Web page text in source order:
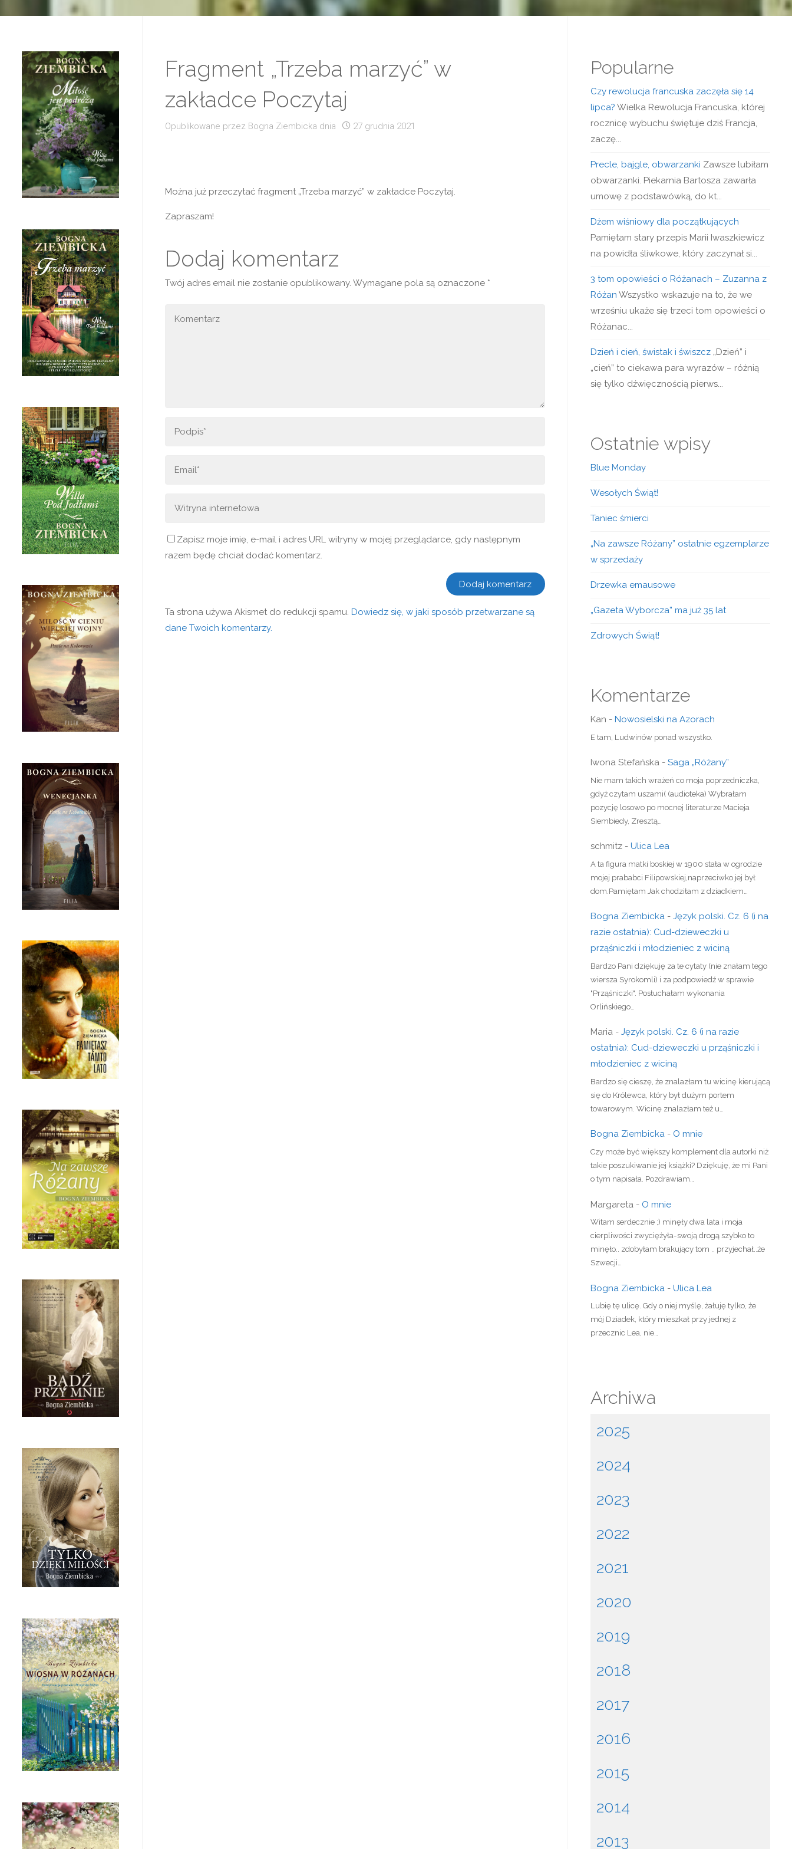
Fragment „Trzeba marzyć” w
zakładce Poczytaj
Opublikowane przez Bogna Ziembicka dnia 27 grudnia 2021
Można już przeczytać fragment „Trzeba marzyć” w zakładce Poczytaj.
Zapraszam!
Dodaj komentarz
Twój adres email nie zostanie opublikowany. Wymagane pola są oznaczone *
Zapisz moje imię, e-mail i adres URL witryny w mojej przeglądarce, gdy następnym
razem będę chciał dodać komentarz.
Ta strona używa Akismet do redukcji spamu. Dowiedz się, w jaki sposób przetwarzane są
dane Twoich komentarzy.
Popularne
Czy rewolucja francuska zaczęła się 14
lipca? Wielka Rewolucja Francuska, której
rocznicę wybuchu świętuje dziś Francja,
zaczę...
Precle, bajgle, obwarzanki Zawsze lubiłam
obwarzanki. Piekarnia Bartosza zawarła
umowę z podstawówką, do kt...
Dżem wiśniowy dla początkujących
Pamiętam stary przepis Marii Iwaszkiewicz
na powidła śliwkowe, który zaczynał si...
3 tom opowieści o Różanach – Zuzanna z
Różan Wszystko wskazuje na to, że we
wrześniu ukaże się trzeci tom opowieści o
Różanac...
Dzień i cień, świstak i świszcz „Dzień” i
„cień” to ciekawa para wyrazów – różnią
się tylko dźwięcznością pierws...
Ostatnie wpisy
Blue Monday
Wesołych Świąt!
Taniec śmierci
„Na zawsze Różany” ostatnie egzemplarze
w sprzedaży
Drzewka emausowe
„Gazeta Wyborcza” ma już 35 lat
Zdrowych Świąt!
Komentarze
Kan - Nowosielski na Azorach
E tam, Ludwinów ponad wszystko.
Iwona Stefańska - Saga „Różany”
Nie mam takich wrażeń co moja poprzedniczka,
gdyż czytam uszami( (audioteka) Wybrałam
pozycję losowo po mocnej literaturze Macieja
Siembiedy, Zresztą…
schmitz - Ulica Lea
A ta figura matki boskiej w 1900 stała w ogrodzie
mojej prababci Filipowskiej,naprzeciwko jej był
dom.Pamiętam Jak chodziłam z dziadkiem…
Bogna Ziembicka - Język polski. Cz. 6 (i na
razie ostatnia): Cud-dzieweczki u
prząśniczki i młodzieniec z wiciną
Bardzo Pani dziękuję za te cytaty (nie znałam tego
wiersza Syrokomli) i za podpowiedź w sprawie
"Prząśniczki". Posłuchałam wykonania
Orlińskiego…
Maria - Język polski. Cz. 6 (i na razie
ostatnia): Cud-dzieweczki u prząśniczki i
młodzieniec z wiciną
Bardzo się cieszę, że znalazłam tu wicinę kierującą
się do Królewca, który był dużym portem
towarowym. Wicinę znalazłam też u…
Bogna Ziembicka - O mnie
Czy może być większy komplement dla autorki niż
takie poszukiwanie jej książki? Dziękuję, że mi Pani
o tym napisała. Pozdrawiam…
Margareta - O mnie
Witam serdecznie ;) minęły dwa lata i moja
cierpliwości zwyciężyła-swoją drogą szybko to
minęło.. zdobyłam brakujący tom .. przyjechał..że
Szwecji…
Bogna Ziembicka - Ulica Lea
Lubię tę ulicę. Gdy o niej myślę, żałuję tylko, że
mój Dziadek, który mieszkał przy jednej z
przecznic Lea, nie…
Archiwa
2025
2024
2023
2022
2021
2020
2019
2018
2017
2016
2015
2014
2013